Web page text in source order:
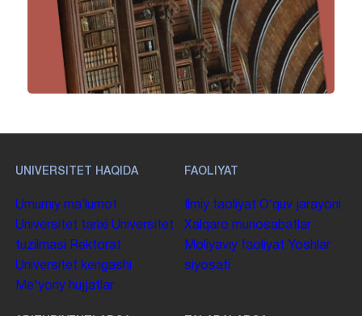
UNIVERSITET HAQIDA
Umumiy maʼlumot
Universitet tarixi Universitet
tuzilmasi
Rektorat
Universitet kengashi
Me'yoriy hujjatlar
FAOLIYAT
Ilmiy faoliyat Oʻquv jarayoni
Xalqaro munosabatlar
Moliyaviy faoliyat Yoshlar
siyosati